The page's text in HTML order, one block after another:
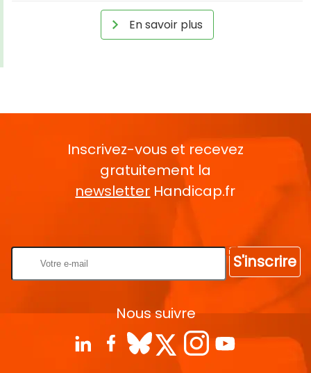
En savoir plus
Inscrivez-vous et recevez
gratuitement la
newsletter Handicap.fr
S'inscrire
Nous suivre